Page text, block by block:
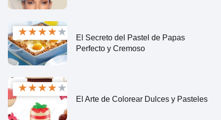
★★★★★
El Secreto del Pastel de Papas
Perfecto y Cremoso
★★★★★
El Arte de Colorear Dulces y Pasteles